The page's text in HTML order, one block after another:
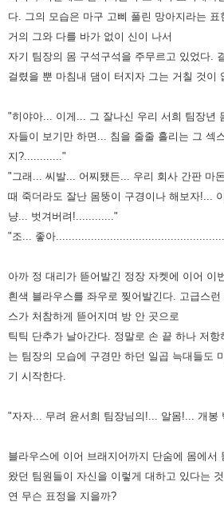
다. 그의 모습은 마구 고삐 풀린 망아지라는 표
거의 그와 다를 바가 없이 신이 나서
자기 팀장의 몸 구석구석을 주무르고 있었다.
걸렸을 뿐 마침내 댐이 터지자 그는 거칠 것이
"히야아... 이게... 그 잘나신 우리 서희 팀장년
자들이 보기만 하면... 침을 줄줄 흘리는 그 섹
지?............"
"그래... 씨발... 어찌됐든... 우리 회사 간판 마
때 죽더라도 잘난 몸뚱이 구경이나 해보자!...
냥... 벗겨버려!............"
"조... 좋아
아까 정 대리가 뜯어발긴 정장 자켓에 이어 이
흰색 블라우스를 좌우로 찢어발긴다. 고급스런
스가 처참하게 뜯어지며 방 안 곳으로
틱틱 단추가 날아간다. 정말로 손 끝 하나 저항
는 팀장의 모습에 구경만 하던 일곱 늑대들도
기 시작한다.
"자자... 무려 윤서희 팀장님의!... 알몸!... 개
블라우스에 이어 브래지어까지 단숨에 몸에서
왔던 팀원들이 자신을 이렇게 대하고 있다는
연 무슨 표정을 지을까?